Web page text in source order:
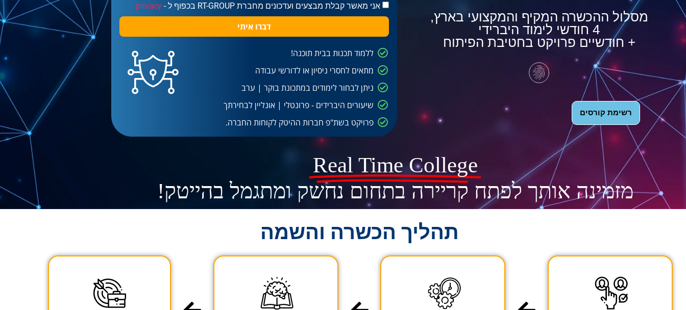
מסלול ההכשרה המקיף והמקצועי בארץ,
4 חודשי לימוד היברידי
+ חודשיים פרויקט בחטיבת הפיתוח
רשימת קורסים
אני מאשר קבלת מבצעים ועדכונים מחברת RT-GROUP בכפוף ל - privacy
דברו איתי
ללמוד תכנות בבית תוכנה!
מתאים לחסרי ניסיון או לדורשי עבודה
ניתן לבחור לימודים במתכונת בוקר | ערב
שיעורים היברידים - פרונטלי | אונליין לבחירתך
פרויקט בשת"פ חברות ההיטק לקוחות החברה.
Real Time College
מזמינה אותך לפתח קריירה בתחום נחשק ומתגמל בהייטק!
תהליך הכשרה והשמה